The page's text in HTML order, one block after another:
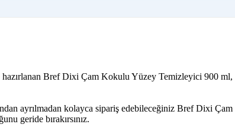
hazırlanan Bref Dixi Çam Kokulu Yüzey Temizleyici 900 ml,
ayrılmadan kolayca sipariş edebileceğiniz Bref Dixi
geride bırakırsınız.